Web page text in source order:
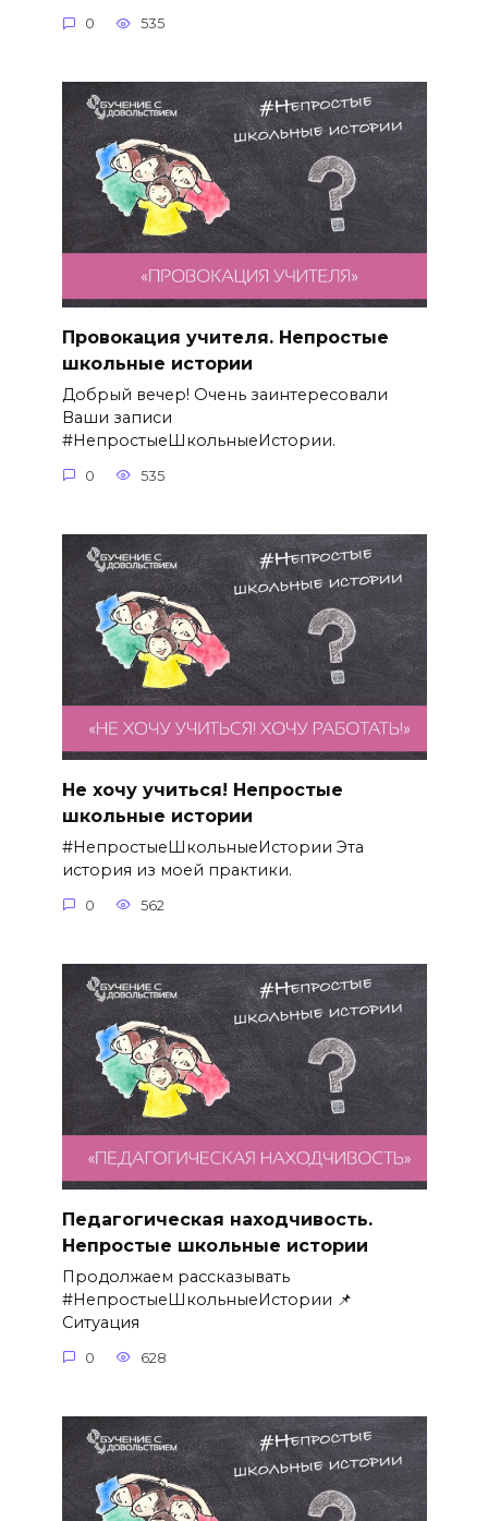
0 535
Провокация учителя. Непростые
школьные истории
Добрый вечер! Очень заинтересовали
Ваши записи
#НепростыеШкольныеИстории.
0 535
Не хочу учиться! Непростые
школьные истории
#НепростыеШкольныеИстории Эта
история из моей практики.
0 562
Педагогическая находчивость.
Непростые школьные истории
Продолжаем рассказывать
#НепростыеШкольныеИстории 📌
Ситуация
0 628